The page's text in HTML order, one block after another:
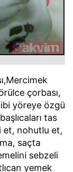
çorbası,
yöreye özgü
tas
et, nohutlu et,
saçta
sebzeli
yemek